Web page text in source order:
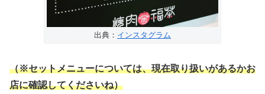
出典： インスタグラム
（※セットメニューについては、現在取り扱いがあるかお
店に確認してくださいね）